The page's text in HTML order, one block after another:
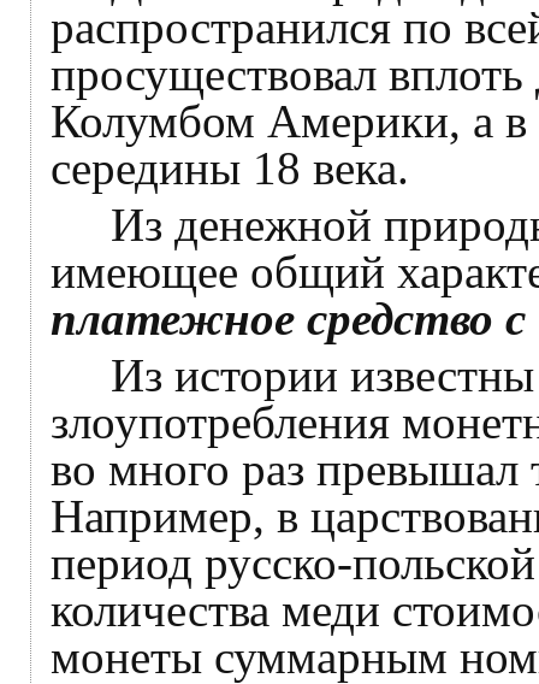
распространился по
просуществовал
Колумбом Америки, а в
середины 18 века.
Из денежной
имеющее общий
платежное средство
Из истории известны
злоупотребления
во много раз превышал
Например, в
период русско-
количества меди
монеты суммарным